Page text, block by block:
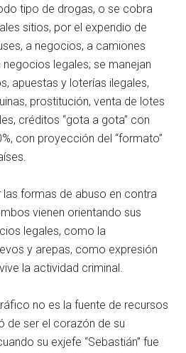
tipo de drogas, o se cobra
sitios, por el expendio de
a negocios, a camiones
legales; se manejan
apuestas y loterías ilegales,
prostitución, venta de lotes
créditos “gota a gota” con
con proyección del “formato”
las formas de abuso en contra
vienen orientando sus
legales, como la
y arepas, como expresión
la actividad criminal.
no es la fuente de recursos
de ser el corazón de su
su exjefe “Sebastián” fue